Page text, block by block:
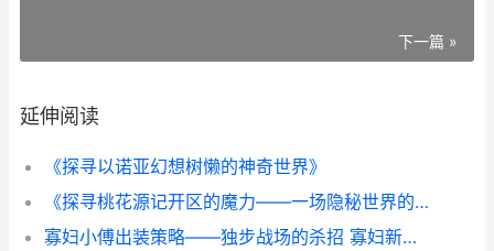
下一篇 »
延伸阅读
《探寻以诺亚幻想树懒的神奇世界》
《探寻桃花源记开区的魔力——一场隐秘世界的奇幻之旅》 桃花源记探究
寡妇小傅出装策略——独步战场的杀招 寡妇新装备出装